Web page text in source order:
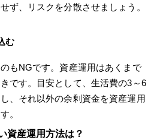
ず、リスクを分散させましょう。
む
もNGです。資産運用はあくまで
です。目安として、生活費の3～6
、それ以外の余剰資金を資産運用
。
資産運用方法は？